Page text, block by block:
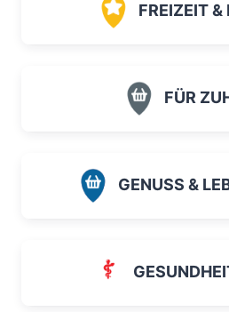
FREIZEIT &
FÜR
GENUSS &